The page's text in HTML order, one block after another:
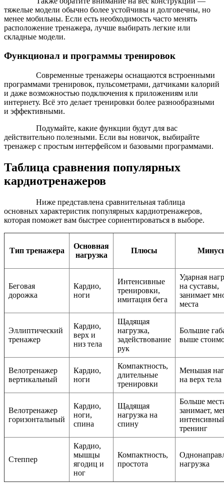
тяжелые модели обычно более устойчивы и долговечны, но
менее мобильны. Если есть необходимость часто менять
расположение тренажера, лучше выбирать легкие или
складные модели.
Функционал и программы тренировок
Современные тренажеры оснащаются встроенными
программами тренировок, пульсометрами, датчиками калорий
и даже возможностью подключения к приложениям или
интернету. Всё это делает тренировки более разнообразными
и эффективными.
Подумайте, какие функции будут для вас
действительно полезными. Если вы новичок, выбирайте
тренажер с простым интерфейсом и базовыми программами.
Таблица сравнения популярных
кардиотренажеров
Ниже представлена сравнительная таблица
основных характеристик популярных кардиотренажеров,
которая поможет вам быстрее сориентироваться в выборе.
Тип тренажера
Основная
нагрузка
Плюсы
Беговая
дорожка
Кардио,
ноги
Интенсивные
тренировки,
имитация бега
Ударная
на суставы,
занимает
места
Эллиптический
тренажер
Кардио,
верх и
низ тела
Щадящая
нагрузка,
задействование
рук
Большие
выше
Велотренажер
вертикальный
Кардио,
ноги
Компактность,
длительные
тренировки
Меньшая
на верх тела
Велотренажер
горизонтальный
Кардио,
ноги,
спина
Щадящая
нагрузка на
спину
Больше
занимает,
тренинг
Степпер
Кардио,
мышцы
ягодиц и
ног
Компактность,
простота
нагрузка